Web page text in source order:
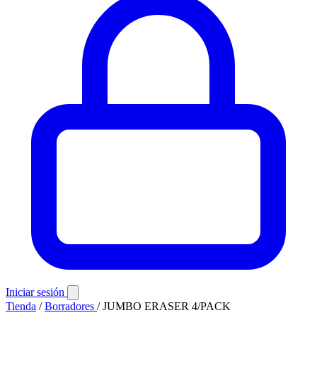
Iniciar sesión
Tienda / Borradores / JUMBO ERASER 4/PACK